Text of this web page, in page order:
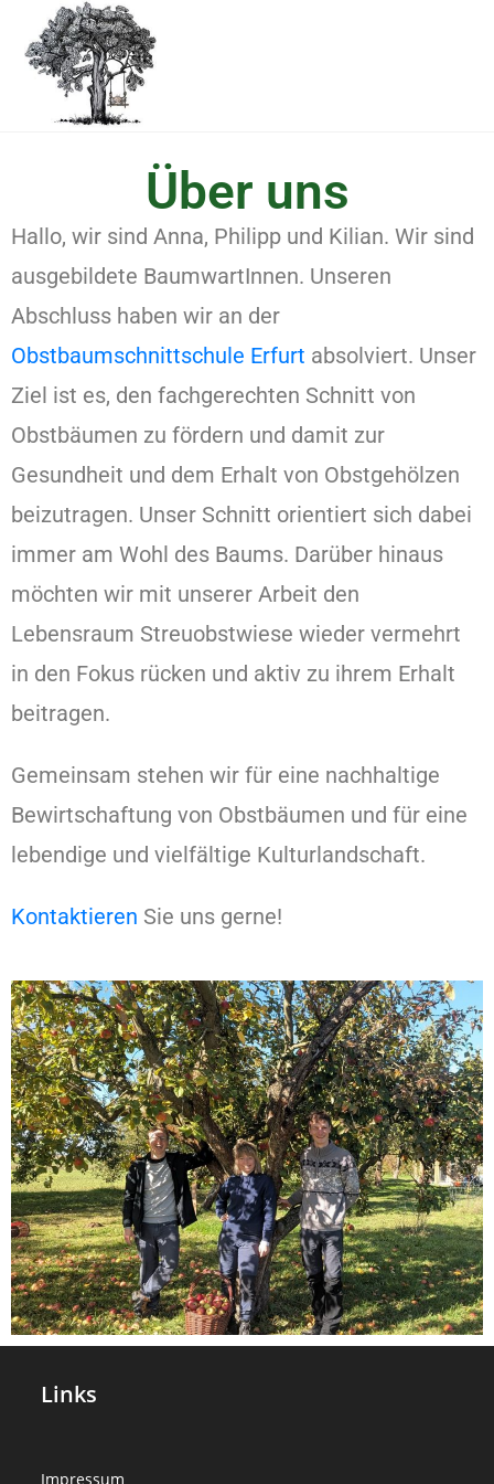
Über uns
Hallo, wir sind Anna, Philipp und Kilian. Wir sind
ausgebildete BaumwartInnen. Unseren
Abschluss haben wir an der
Obstbaumschnittschule Erfurt absolviert. Unser
Ziel ist es, den fachgerechten Schnitt von
Obstbäumen zu fördern und damit zur
Gesundheit und dem Erhalt von Obstgehölzen
beizutragen. Unser Schnitt orientiert sich dabei
immer am Wohl des Baums. Darüber hinaus
möchten wir mit unserer Arbeit den
Lebensraum Streuobstwiese wieder vermehrt
in den Fokus rücken und aktiv zu ihrem Erhalt
beitragen.
Gemeinsam stehen wir für eine nachhaltige
Bewirtschaftung von Obstbäumen und für eine
lebendige und vielfältige Kulturlandschaft.
Kontaktieren Sie uns gerne!
Links
Impressum